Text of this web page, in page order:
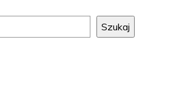
Szukaj